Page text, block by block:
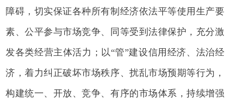
障碍，切实保证各种所有制经济依法平等使用生产要
素、公平参与市场竞争、同等受到法律保护，充分激
发各类经营主体活力；以“管”建设信用经济、法治经
济，着力纠正破坏市场秩序、扰乱市场预期等行为，
构建统一、开放、竞争、有序的市场体系，持续增强